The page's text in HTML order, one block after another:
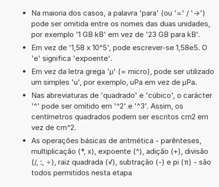
Na maioria dos casos, a palavra 'para' (ou '=' / '->')
pode ser omitida entre os nomes das duas unidades,
por exemplo '1 GB kB' em vez de '23 GB para kB'.
Em vez de '1,58 x 10^5', pode escrever-se 1,58e5. O
'e' significa 'expoente'.
Em vez da letra grega 'µ' (= micro), pode ser utilizado
um simples 'u', por exemplo, uPa em vez de µPa.
Nas abreviaturas de 'quadrado' e 'cúbico', o carácter
'^' pode ser omitido em '^2' e '^3'. Assim, os
centímetros quadrados podem ser escritos cm2 em
vez de cm^2.
As operações básicas de aritmética - parênteses,
multiplicação (*, x), expoente (^), adição (+), divisão
(/, :, ÷), raiz quadrada (√), subtração (-) e pi (π) - são
todos permitidos nesta etapa